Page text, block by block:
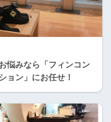
悩みなら「フィンコン
ョン」にお任せ！